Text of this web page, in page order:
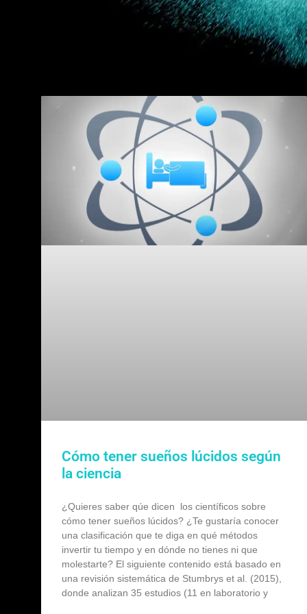
Cómo tener sueños lúcidos según
la ciencia
¿Quieres saber qúe dicen los científicos sobre
cómo tener sueños lúcidos? ¿Te gustaría conocer
una clasificación que te diga en qué métodos
invertir tu tiempo y en dónde no tienes ni que
molestarte? El siguiente contenido está basado en
una revisión sistemática de Stumbrys et al. (2015),
donde analizan 35 estudios (11 en laboratorio y